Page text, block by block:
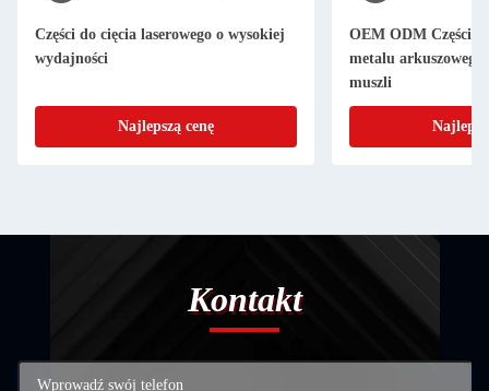
Części do cięcia laserowego o wysokiej
wydajności
Najlepszą cenę
OEM ODM Części
metalu
muszli
Kontakt